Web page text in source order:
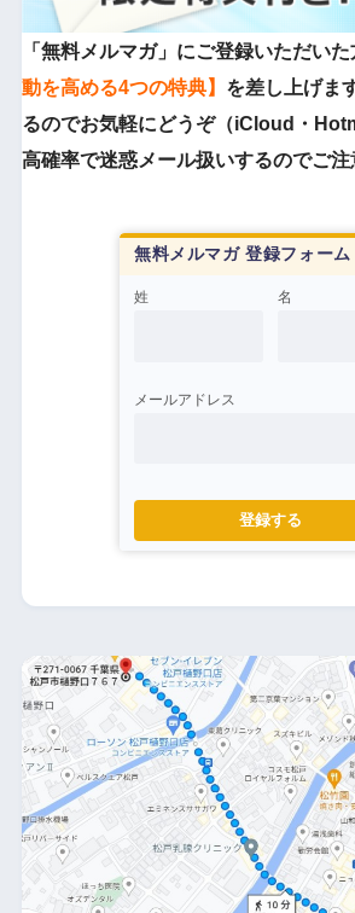
「無料メルマガ」にご登録いただいた
動を高める4つの特典】 を差し上げま
るのでお気軽にどうぞ（iCloud・
高確率で迷惑メール扱いするのでご注
無料メルマガ 登録フォーム
姓 名
メールアドレス
登録する